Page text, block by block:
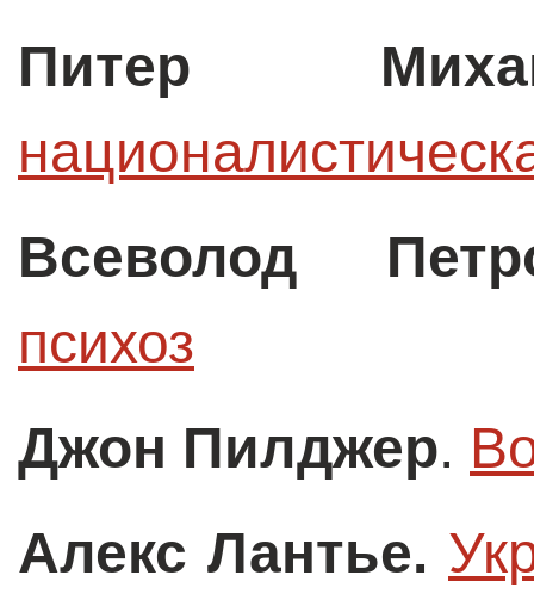
Питер
Всеволод
психоз
Джон Пилджер.
Алекс Лантье.